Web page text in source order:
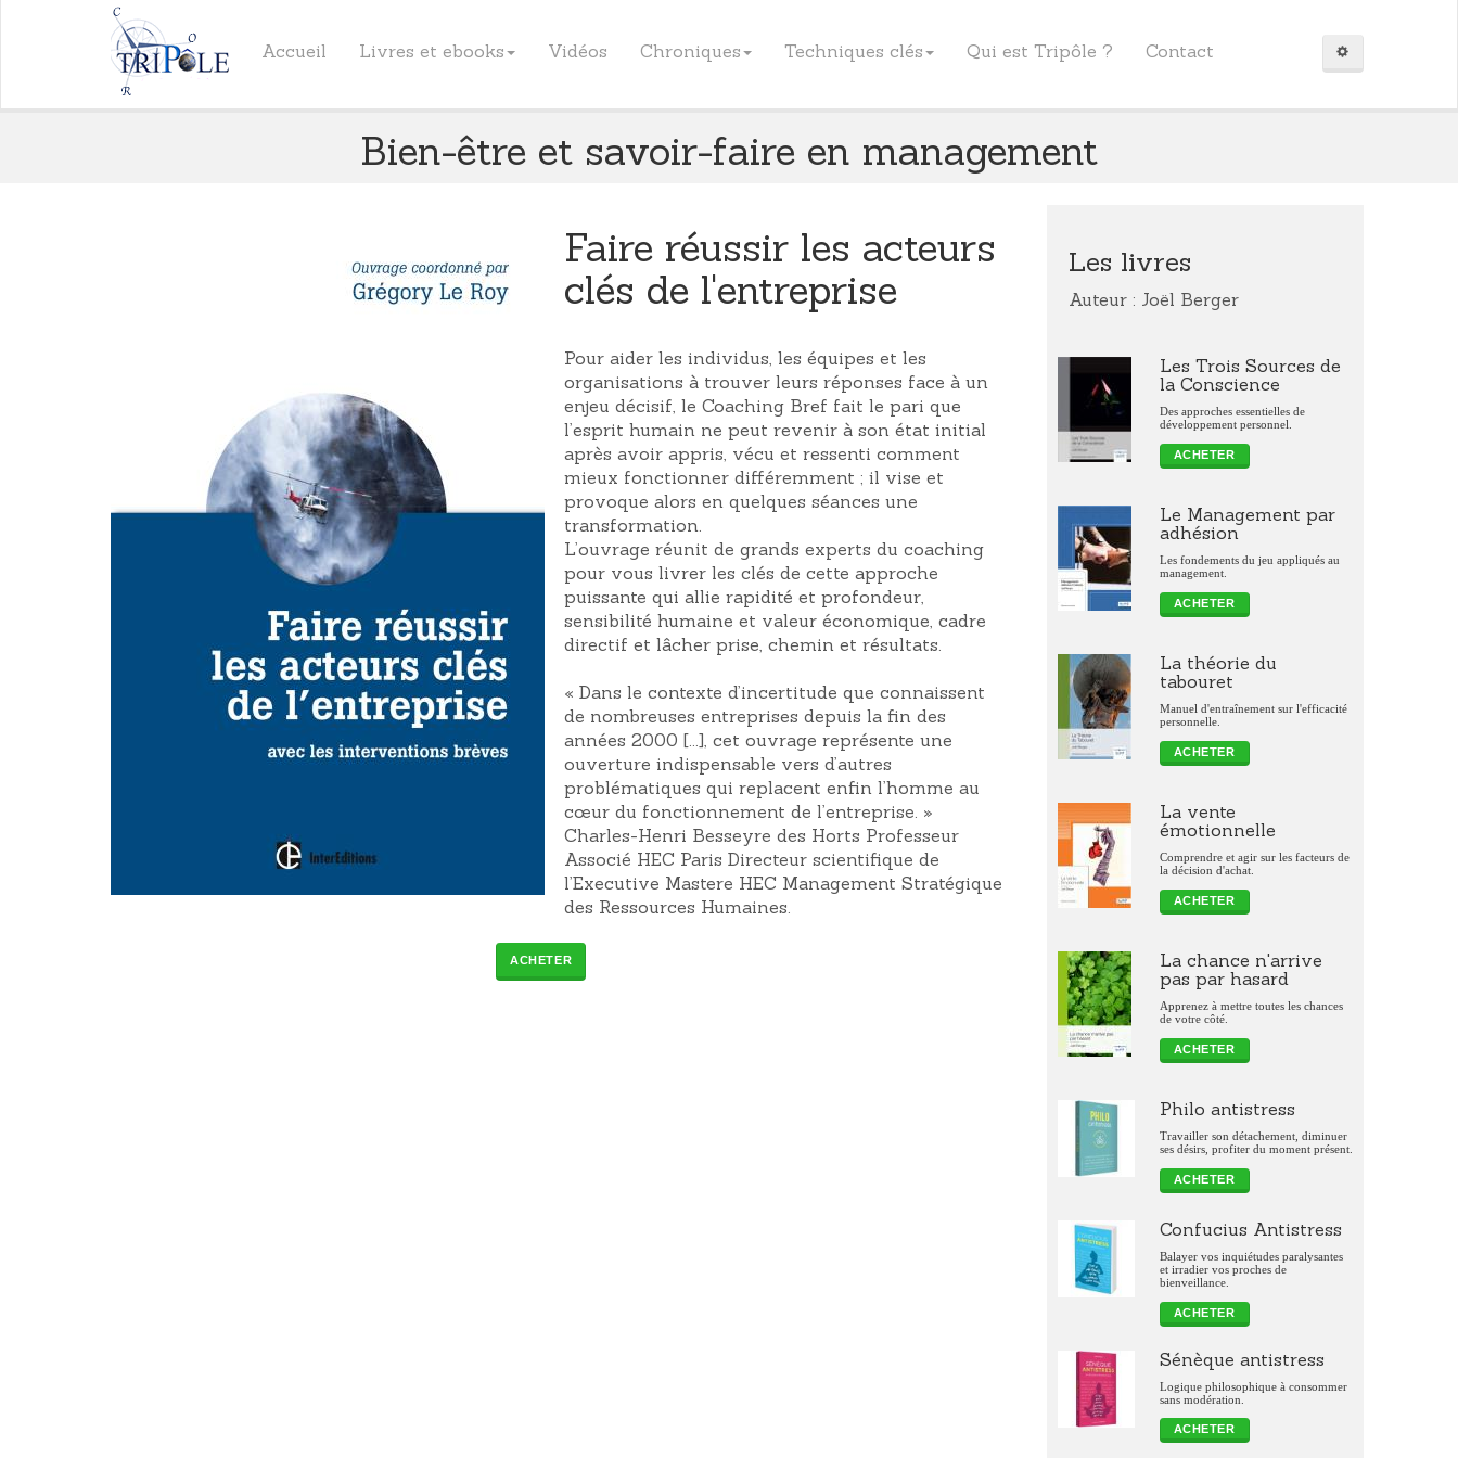
Accueil Livres et ebooks Vidéos Chroniques Techniques clés Qui est Tripôle ? Contact
Bien-être et savoir-faire en management
Faire réussir les acteurs
clés de l'entreprise
Pour aider les individus, les équipes et les
organisations à trouver leurs réponses face à un
enjeu décisif, le Coaching Bref fait le pari que
l’esprit humain ne peut revenir à son état initial
après avoir appris, vécu et ressenti comment
mieux fonctionner différemment ; il vise et
provoque alors en quelques séances une
transformation.
L’ouvrage réunit de grands experts du coaching
pour vous livrer les clés de cette approche
puissante qui allie rapidité et profondeur,
sensibilité humaine et valeur économique, cadre
directif et lâcher prise, chemin et résultats.
« Dans le contexte d’incertitude que connaissent
de nombreuses entreprises depuis la fin des
années 2000 [...], cet ouvrage représente une
ouverture indispensable vers d’autres
problématiques qui replacent enfin l’homme au
cœur du fonctionnement de l’entreprise. »
Charles-Henri Besseyre des Horts Professeur
Associé HEC Paris Directeur scientifique de
l’Executive Mastere HEC Management Stratégique
des Ressources Humaines.
ACHETER
Les livres
Auteur : Joël Berger
Les Trois Sources de
la Conscience
Des approches essentielles de
développement personnel.
ACHETER
Le Management par
adhésion
Les fondements du jeu appliqués au
management.
ACHETER
La théorie du
tabouret
Manuel d'entraînement sur l'efficacité
personnelle.
ACHETER
La vente
émotionnelle
Comprendre et agir sur les facteurs de
la décision d'achat.
ACHETER
La chance n'arrive
pas par hasard
Apprenez à mettre toutes les chances
de votre côté.
ACHETER
Philo antistress
Travailler son détachement, diminuer
ses désirs, profiter du moment présent.
ACHETER
Confucius Antistress
Balayer vos inquiétudes paralysantes
et irradier vos proches de
bienveillance.
ACHETER
Sénèque antistress
Logique philosophique à consommer
sans modération.
ACHETER